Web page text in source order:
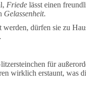
Friede lässt einen
Gelassenheit.
dürfen sie zu
für
wirklich erstaunt, was